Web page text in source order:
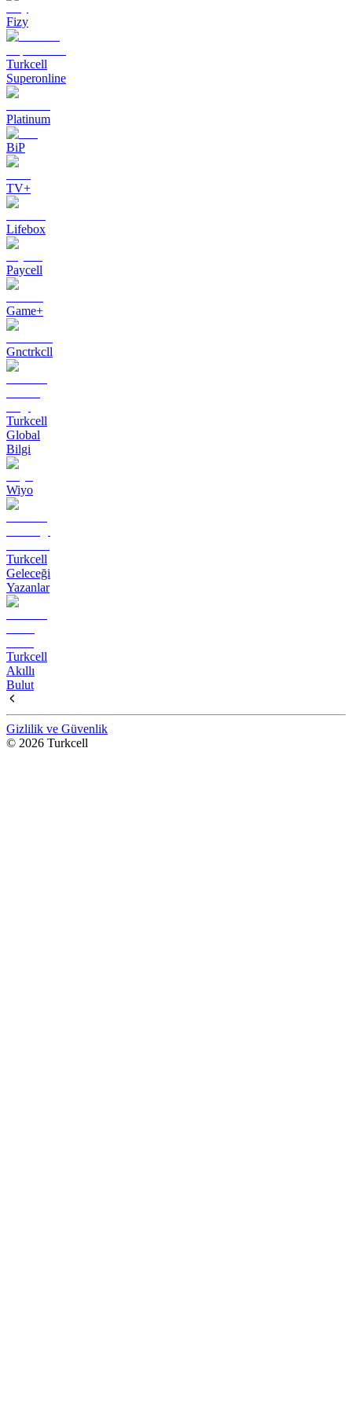
Fizy
Turkcell
Superonline
Platinum
BiP
TV+
Lifebox
Paycell
Game+
Gnctrkcll
Turkcell
Global
Bilgi
Wiyo
Turkcell
Geleceği
Yazanlar
Turkcell
Akıllı
Bulut
Gizlilik ve Güvenlik
© 2026 Turkcell